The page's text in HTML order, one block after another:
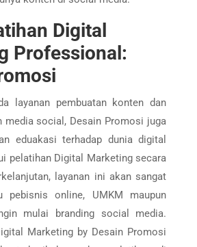
Digital
Professional:
layanan pembuatan konten dan
media social, Desain Promosi juga
eduakasi terhadap dunia digital
pelatihan Digital Marketing secara
layanan ini akan sangat
pebisnis online, UMKM maupun
mulai branding social media.
Marketing by Desain Promosi